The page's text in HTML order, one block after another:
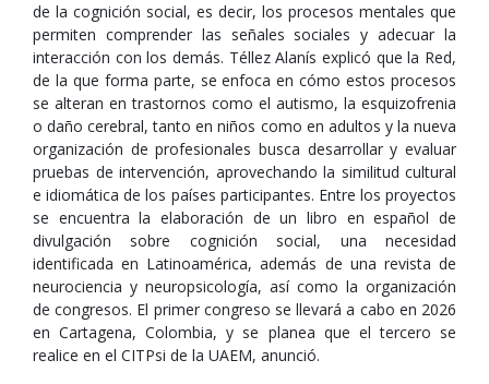
de la cognición social, es decir, los procesos mentales que
permiten comprender las señales sociales y adecuar la
interacción con los demás. Téllez Alanís explicó que la Red,
de la que forma parte, se enfoca en cómo estos procesos
se alteran en trastornos como el autismo, la esquizofrenia
o daño cerebral, tanto en niños como en adultos y la nueva
organización de profesionales busca desarrollar y evaluar
pruebas de intervención, aprovechando la similitud cultural
e idiomática de los países participantes. Entre los proyectos
se encuentra la elaboración de un libro en español de
divulgación sobre cognición social, una necesidad
identificada en Latinoamérica, además de una revista de
neurociencia y neuropsicología, así como la organización
de congresos. El primer congreso se llevará a cabo en 2026
en Cartagena, Colombia, y se planea que el tercero se
realice en el CITPsi de la UAEM, anunció.